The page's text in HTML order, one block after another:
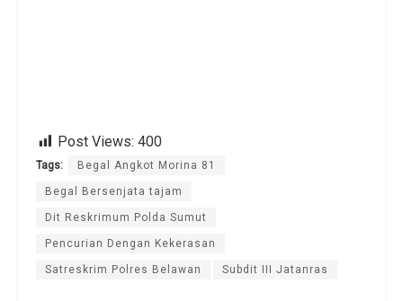
Post Views: 400
Tags: Begal Angkot Morina 81
Begal Bersenjata tajam
Dit Reskrimum Polda Sumut
Pencurian Dengan Kekerasan
Satreskrim Polres Belawan Subdit III Jatanras